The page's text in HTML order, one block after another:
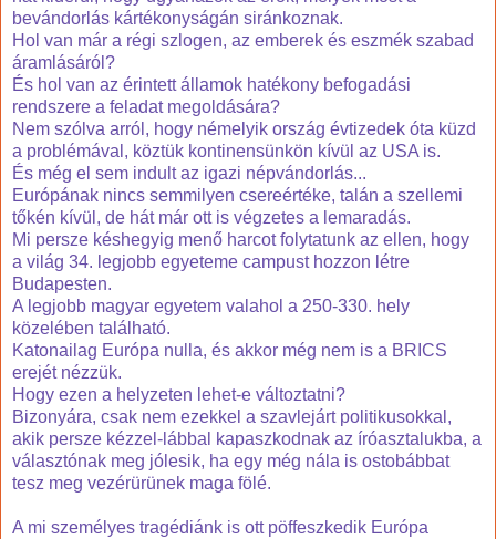
bevándorlás kártékonyságán siránkoznak.
Hol van már a régi szlogen, az emberek és eszmék szabad
áramlásáról?
És hol van az érintett államok hatékony befogadási
rendszere a feladat megoldására?
Nem szólva arról, hogy némelyik ország évtizedek óta küzd
a problémával, köztük kontinensünkön kívül az USA is.
És még el sem indult az igazi népvándorlás...
Európának nincs semmilyen csereértéke, talán a szellemi
tőkén kívül, de hát már ott is végzetes a lemaradás.
Mi persze késhegyig menő harcot folytatunk az ellen, hogy
a világ 34. legjobb egyeteme campust hozzon létre
Budapesten.
A legjobb magyar egyetem valahol a 250-330. hely
közelében található.
Katonailag Európa nulla, és akkor még nem is a BRICS
erejét nézzük.
Hogy ezen a helyzeten lehet-e változtatni?
Bizonyára, csak nem ezekkel a szavlejárt politikusokkal,
akik persze kézzel-lábbal kapaszkodnak az íróasztalukba, a
választónak meg jólesik, ha egy még nála is ostobábbat
tesz meg vezérürünek maga fölé.
A mi személyes tragédiánk is ott pöffeszkedik Európa